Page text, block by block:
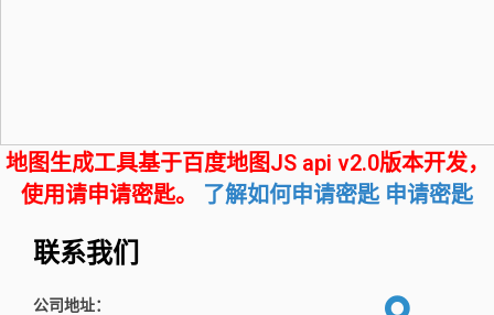
地图生成工具基于百度地图JS api v2.0版本开发，
使用请申请密匙。 了解如何申请密匙 申请密匙
联系我们
公司地址：